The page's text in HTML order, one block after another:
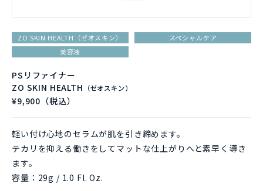
ZO SKIN HEALTH（ゼオスキン）
スペシャルケア
美容液
PSリファイナー
ZO SKIN HEALTH
（ゼオスキン）
¥9,900（税込）
軽い付け心地のセラムが肌を引き締めます。
テカリを抑える働きをしてマットな仕上がりへと素早く導き
ます。
容量：29g / 1.0 Fl. Oz.